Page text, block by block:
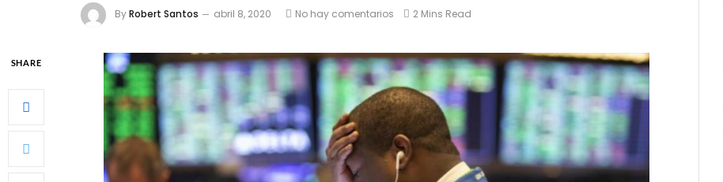
ByRobert Santos abril 8, 2020 No hay comentarios 2 Mins Read
SHARE